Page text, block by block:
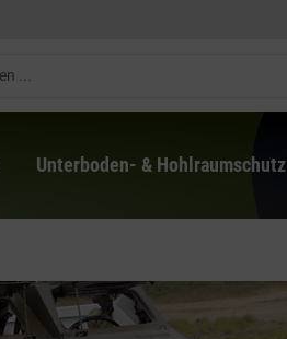
Unterboden- & Hohlraumschutz